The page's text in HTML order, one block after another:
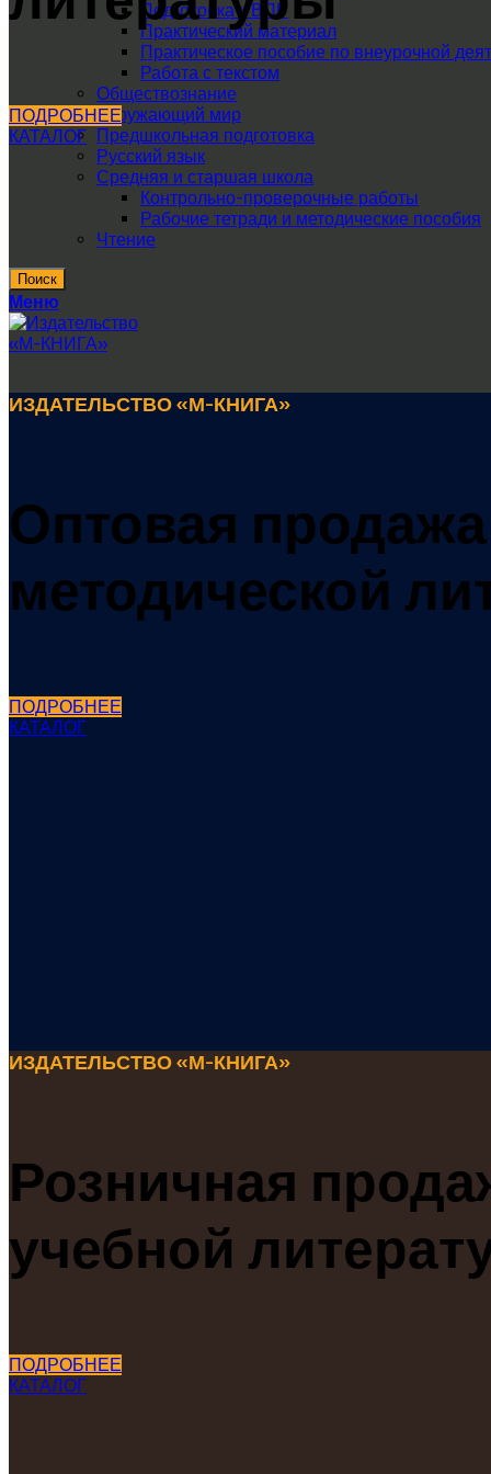
Подготовка к ВПР
Практический материал
Практическое пособие по внеурочной
Работа с текстом
Обществознание
Окружающий мир
Предшкольная подготовка
Русский язык
Средняя и старшая школа
Контрольно-проверочные работы
Рабочие тетради и методические пособия
Чтение
Поиск
Меню
ПОДРОБНЕЕ
КАТАЛОГ
ИЗДАТЕЛЬСТВО «М-КНИГА»
Оптовая
методической
ПОДРОБНЕЕ
КАТАЛОГ
ИЗДАТЕЛЬСТВО «М-КНИГА»
Розничная
учебной
ПОДРОБНЕЕ
КАТАЛОГ